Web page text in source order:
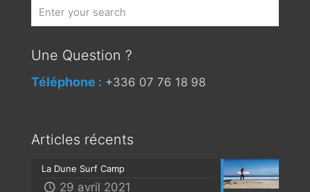
Une Question ?
Téléphone : +336 07 76 18 98
Articles récents
La Dune Surf Camp
29 avril 2021